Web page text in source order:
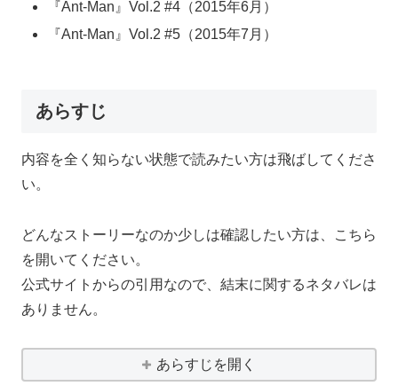
『Ant-Man』Vol.2 #4（2015年6月）
『Ant-Man』Vol.2 #5（2015年7月）
あらすじ
内容を全く知らない状態で読みたい方は飛ばしてくださ
い。
どんなストーリーなのか少しは確認したい方は、こちら
を開いてください。
公式サイトからの引用なので、結末に関するネタバレは
ありません。
あらすじを開く